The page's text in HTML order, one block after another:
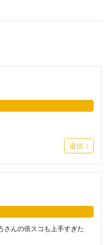
返信
さんの倍スコも上手すぎた